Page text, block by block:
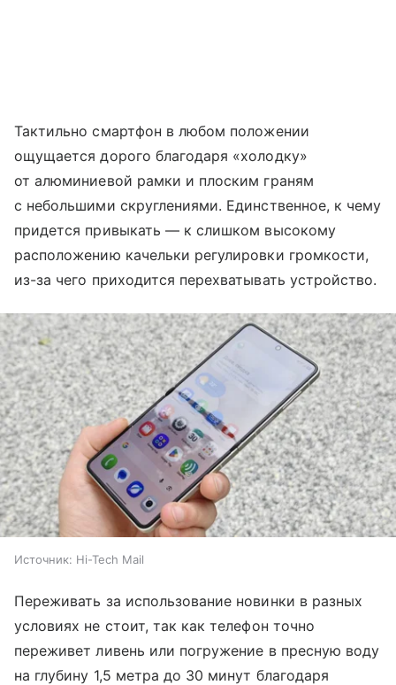
Тактильно смартфон в любом положении
ощущается дорого благодаря «холодку»
от алюминиевой рамки и плоским граням
с небольшими скруглениями. Единственное, к чему
придется привыкать — к слишком высокому
расположению качельки регулировки громкости,
из-за чего приходится перехватывать устройство.
Источник: Hi-Tech Mail
Переживать за использование новинки в разных
условиях не стоит, так как телефон точно
переживет ливень или погружение в пресную воду
на глубину 1,5 метра до 30 минут благодаря